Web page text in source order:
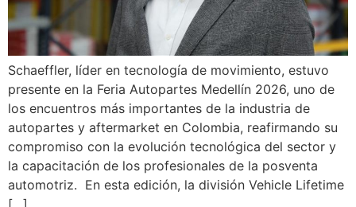
Schaeffler, líder en tecnología de movimiento, estuvo
presente en la Feria Autopartes Medellín 2026, uno de
los encuentros más importantes de la industria de
autopartes y aftermarket en Colombia, reafirmando su
compromiso con la evolución tecnológica del sector y
la capacitación de los profesionales de la posventa
automotriz. En esta edición, la división Vehicle Lifetime
[…]